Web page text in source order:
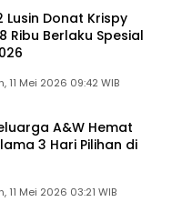
Lusin Donat Krispy
Ribu Berlaku Spesial
Senin, 11 Mei 2026 09:42 WIB
A&W Hemat
3 Hari Pilihan di
Senin, 11 Mei 2026 03:21 WIB